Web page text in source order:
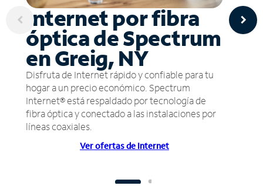
Internet por fibra
óptica de Spectrum
en Greig, NY
Disfruta de Internet rápido y confiable para tu
hogar a un precio económico. Spectrum
Internet® está respaldado por tecnología de
fibra óptica y conectado a las instalaciones por
líneas coaxiales.
Ver ofertas de Internet